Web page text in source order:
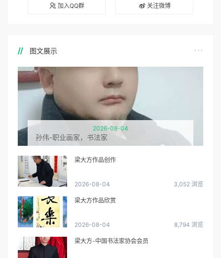
加入QQ群 关注微博
图文展示
2026-08-04
孙伟-职业画家，书法家
梁大方作品创作
2026-08-04 3,052 浏览
梁大方作品欣赏
2026-08-04 8,794 浏览
梁大方-中国书法家协会会员